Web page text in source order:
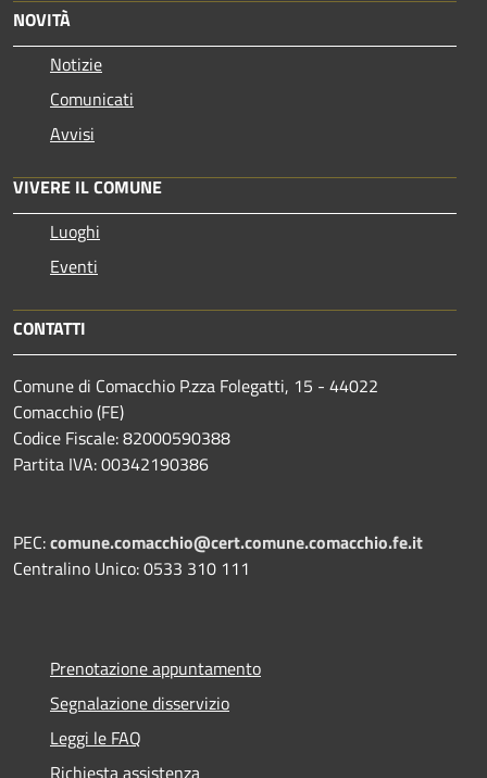
NOVITÀ
Notizie
Comunicati
Avvisi
VIVERE IL COMUNE
Luoghi
Eventi
CONTATTI
Comune di Comacchio P.zza Folegatti, 15 - 44022
Comacchio (FE)
Codice Fiscale: 82000590388
Partita IVA: 00342190386
PEC:comune.comacchio@cert.comune.comacchio.fe.it
Centralino Unico: 0533 310 111
Prenotazione appuntamento
Segnalazione disservizio
Leggi le FAQ
Richiesta assistenza